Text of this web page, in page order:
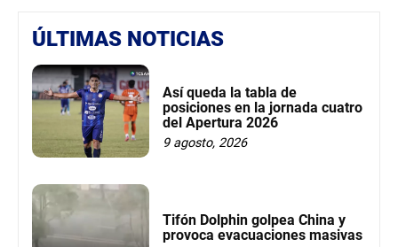
ÚLTIMAS NOTICIAS
Así queda la tabla de
posiciones en la jornada cuatro
del Apertura 2026
9 agosto, 2026
Tifón Dolphin golpea China y
provoca evacuaciones masivas